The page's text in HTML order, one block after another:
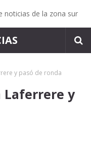
noticias de la zona sur
y pasó de ronda
Laferrere y